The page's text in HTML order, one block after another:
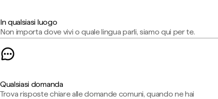
In qualsiasi luogo
Non importa dove vivi o quale lingua parli, siamo qui per te.
Qualsiasi domanda
Trova risposte chiare alle domande comuni, quando ne hai